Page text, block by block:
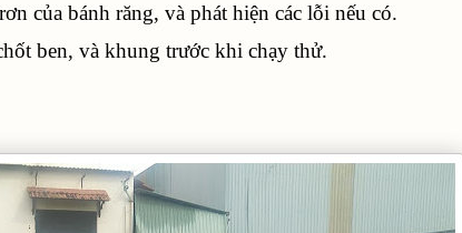
của bánh răng, và phát hiện các lỗi nếu có.
ben, và khung trước khi chạy thử.